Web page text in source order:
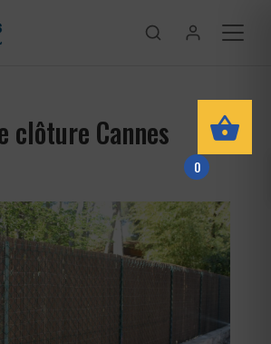
clôture Cannes
0